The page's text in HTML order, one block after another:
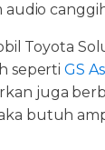
audio
Toyota
sepertiGS
juga
butuh